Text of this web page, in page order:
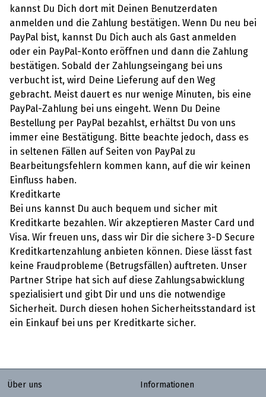
kannst Du Dich dort mit Deinen Benutzerdaten
anmelden und die Zahlung bestätigen. Wenn Du neu bei
PayPal bist, kannst Du Dich auch als Gast anmelden
oder ein PayPal-Konto eröffnen und dann die Zahlung
bestätigen. Sobald der Zahlungseingang bei uns
verbucht ist, wird Deine Lieferung auf den Weg
gebracht. Meist dauert es nur wenige Minuten, bis eine
PayPal-Zahlung bei uns eingeht. Wenn Du Deine
Bestellung per PayPal bezahlst, erhältst Du von uns
immer eine Bestätigung. Bitte beachte jedoch, dass es
in seltenen Fällen auf Seiten von PayPal zu
Bearbeitungsfehlern kommen kann, auf die wir keinen
Einfluss haben.
Kreditkarte
Bei uns kannst Du auch bequem und sicher mit
Kreditkarte bezahlen. Wir akzeptieren Master Card und
Visa. Wir freuen uns, dass wir Dir die sichere 3-D Secure
Kreditkartenzahlung anbieten können. Diese lässt fast
keine Fraudprobleme (Betrugsfällen) auftreten. Unser
Partner Stripe hat sich auf diese Zahlungsabwicklung
spezialisiert und gibt Dir und uns die notwendige
Sicherheit. Durch diesen hohen Sicherheitsstandard ist
ein Einkauf bei uns per Kreditkarte sicher.
Über uns
Informationen